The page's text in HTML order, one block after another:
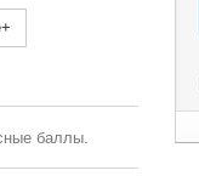
баллы.